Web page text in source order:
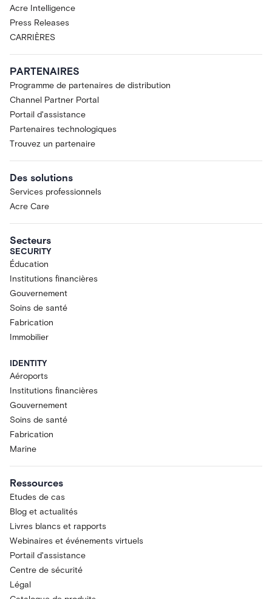
Acre Intelligence
Press Releases
CARRIÈRES
PARTENAIRES
Programme de partenaires de distribution
Channel Partner Portal
Portail d'assistance
Partenaires technologiques
Trouvez un partenaire
Des solutions
Services professionnels
Acre Care
Secteurs
SECURITY
Éducation
Institutions financières
Gouvernement
Soins de santé
Fabrication
Immobilier
IDENTITY
Aéroports
Institutions financières
Gouvernement
Soins de santé
Fabrication
Marine
Ressources
Etudes de cas
Blog et actualités
Livres blancs et rapports
Webinaires et événements virtuels
Portail d'assistance
Centre de sécurité
Légal